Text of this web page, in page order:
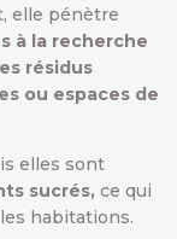
elle pénètre
à la recherche
résidus
ou espaces de
elles sont
sucrés, ce qui
habitations.